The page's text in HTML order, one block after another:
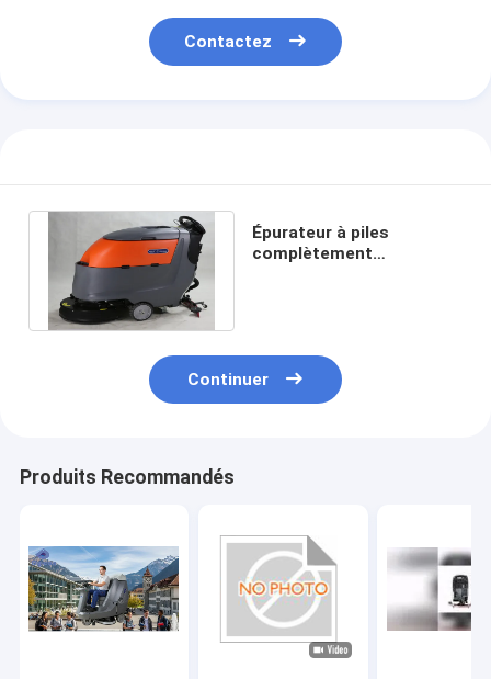
Contactez
Épurateur à piles
complètement
Continuer
Produits Recommandés